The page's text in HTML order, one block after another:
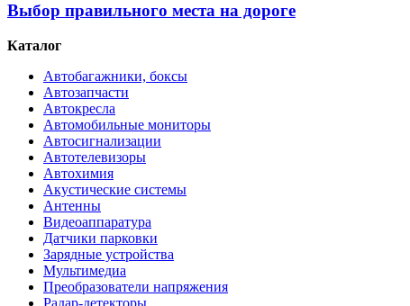
Выбор правильного места на дороге
Каталог
Автобагажники, боксы
Автозапчасти
Автокресла
Автомобильные мониторы
Автосигнализации
Автотелевизоры
Автохимия
Акустические системы
Антенны
Видеоаппаратура
Датчики парковки
Зарядные устройства
Мультимедиа
Преобразователи напряжения
Радар-детекторы